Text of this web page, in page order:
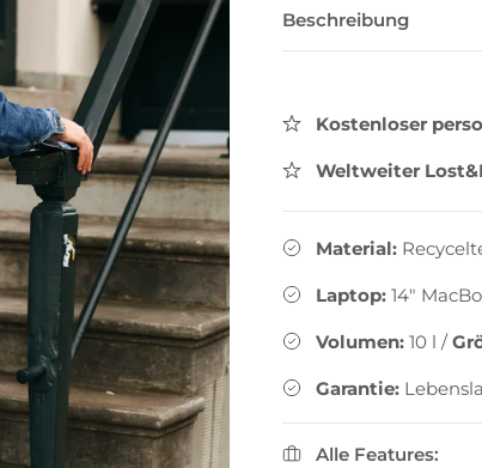
Beschreibung
Kostenloser
Weltweiter
Material:
Laptop: 14"
Volumen: 10 l /
Garantie:
Alle Features: